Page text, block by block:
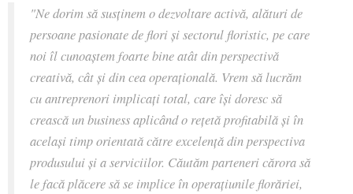
"Ne dorim să susținem o dezvoltare activă, alături de
persoane pasionate de flori și sectorul floristic, pe care
noi îl cunoaștem foarte bine atât din perspectivă
creativă, cât și din cea operațională. Vrem să lucrăm
cu antreprenori implicați total, care își doresc să
crească un business aplicând o rețetă profitabilă și în
același timp orientată către excelență din perspectiva
produsului și a serviciilor. Căutăm parteneri cărora să
le facă plăcere să se implice în operațiunile florăriei,